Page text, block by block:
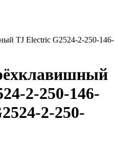
TJ Electric G2524-2-250-146-
2-250-146-
2-250-